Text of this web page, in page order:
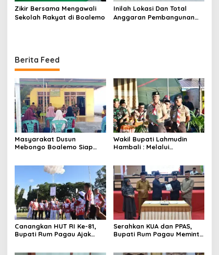
Zikir Bersama Mengawali
Sekolah Rakyat di Boalemo
Inilah Lokasi Dan Total
Anggaran Pembangunan
Berita Feed
Masyarakat Dusun
Mebongo Boalemo Siap
Wakil Bupati Lahmudin
Hambali : Melalui
Pramuka
Canangkan HUT RI Ke-81,
Bupati Rum Pagau Ajak
Serahkan KUA dan PPAS,
Bupati Rum Pagau Meminta